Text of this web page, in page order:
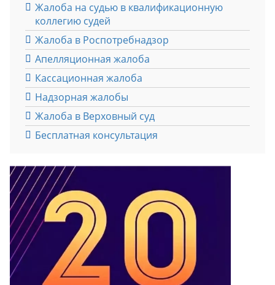
Жалоба на судью в квалификационную
коллегию судей
Жалоба в Роспотребнадзор
Апелляционная жалоба
Кассационная жалоба
Надзорная жалобы
Жалоба в Верховный суд
Бесплатная консультация